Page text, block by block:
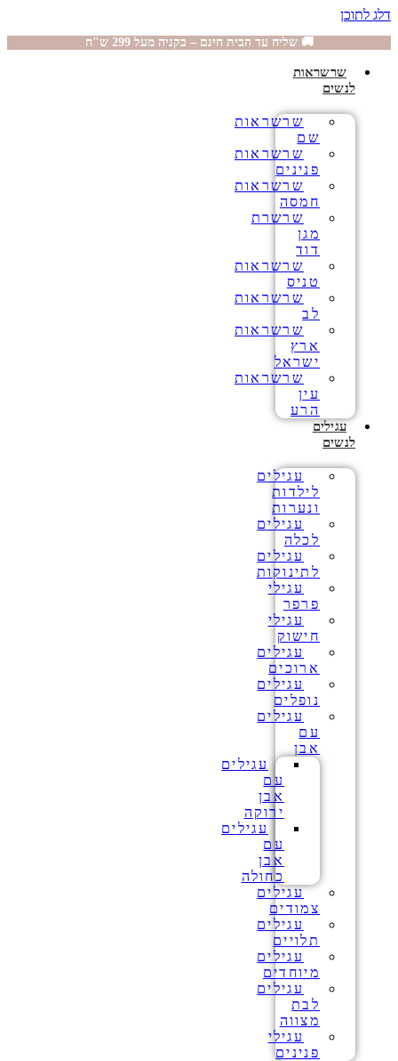
דלג לתוכן
🚚 שליח עד הבית חינם – בקניה מעל 299 ש"ח
שרשראות
לנשים
שרשראות
שם
שרשראות
פנינים
שרשראות
חמסה
שרשרת
מגן
דוד
שרשראות
טניס
שרשראות
לב
שרשראות
ארץ
ישראל
שרשראות
עין
הרע
עגילים
לנשים
עגילים
לילדות
ונערות
עגילים
לכלה
עגילים
לתינוקות
עגילי
פרפר
עגילי
חישוק
עגילים
ארוכים
עגילים
נופלים
עגילים
עם
אבן
עגילים
עם
אבן
ירוקה
עגילים
עם
אבן
כחולה
עגילים
צמודים
עגילים
תלויים
עגילים
מיוחדים
עגילים
לבת
מצווה
עגילי
פנינים